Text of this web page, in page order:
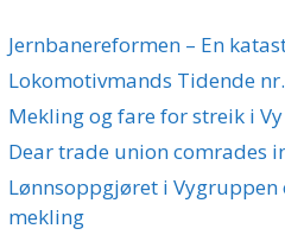
Jernbanereformen – En
Lokomotivmands Tidende
Mekling og fare for streik i
Dear trade union comrades
Lønnsoppgjøret i Vygruppen
mekling